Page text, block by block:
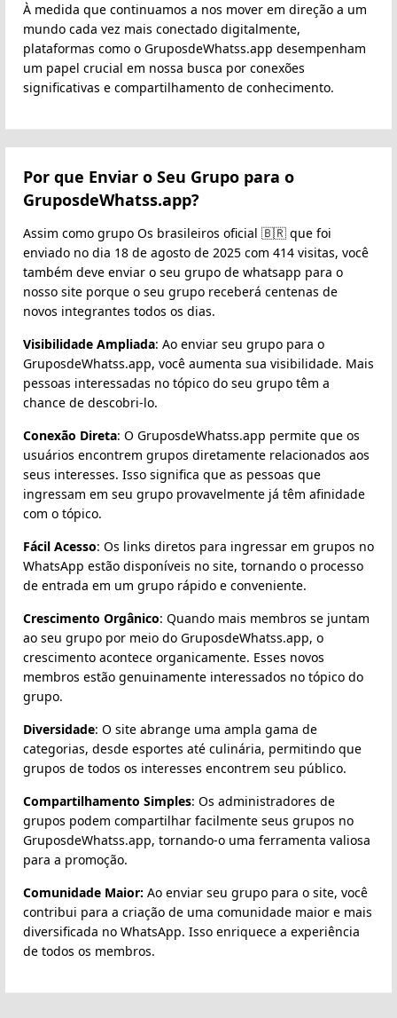
À medida que continuamos a nos mover em direção a um
mundo cada vez mais conectado digitalmente,
plataformas como o GruposdeWhatss.app desempenham
um papel crucial em nossa busca por conexões
significativas e compartilhamento de conhecimento.
Por que Enviar o Seu Grupo para o
GruposdeWhatss.app?
Assim como grupo Os brasileiros oficial 🇧🇷 que foi
enviado no dia 18 de agosto de 2025 com 414 visitas, você
também deve enviar o seu grupo de whatsapp para o
nosso site porque o seu grupo receberá centenas de
novos integrantes todos os dias.
Visibilidade Ampliada: Ao enviar seu grupo para o
GruposdeWhatss.app, você aumenta sua visibilidade. Mais
pessoas interessadas no tópico do seu grupo têm a
chance de descobri-lo.
Conexão Direta: O GruposdeWhatss.app permite que os
usuários encontrem grupos diretamente relacionados aos
seus interesses. Isso significa que as pessoas que
ingressam em seu grupo provavelmente já têm afinidade
com o tópico.
Fácil Acesso: Os links diretos para ingressar em grupos no
WhatsApp estão disponíveis no site, tornando o processo
de entrada em um grupo rápido e conveniente.
Crescimento Orgânico: Quando mais membros se juntam
ao seu grupo por meio do GruposdeWhatss.app, o
crescimento acontece organicamente. Esses novos
membros estão genuinamente interessados no tópico do
grupo.
Diversidade: O site abrange uma ampla gama de
categorias, desde esportes até culinária, permitindo que
grupos de todos os interesses encontrem seu público.
Compartilhamento Simples: Os administradores de
grupos podem compartilhar facilmente seus grupos no
GruposdeWhatss.app, tornando-o uma ferramenta valiosa
para a promoção.
Comunidade Maior: Ao enviar seu grupo para o site, você
contribui para a criação de uma comunidade maior e mais
diversificada no WhatsApp. Isso enriquece a experiência
de todos os membros.